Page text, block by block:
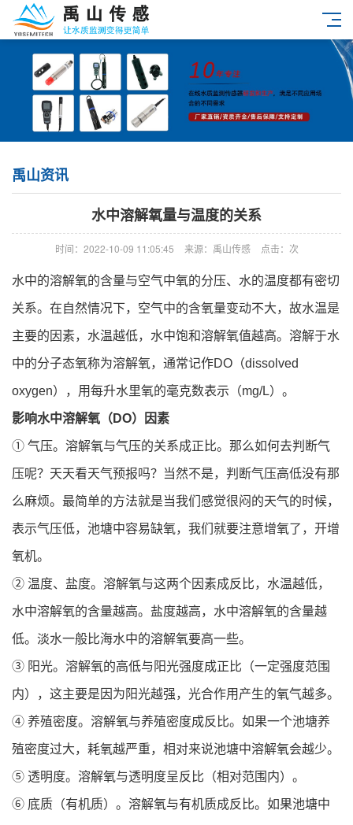
禹山资讯
水中溶解氧量与温度的关系
时间：2022-10-09 11:05:45 来源：禹山传感 点击： 次
水中的溶解氧的含量与空气中氧的分压、水的温度都有密切
关系。在自然情况下，空气中的含氧量变动不大，故水温是
主要的因素，水温越低，水中饱和溶解氧值越高。溶解于水
中的分子态氧称为溶解氧，通常记作DO（dissolved
oxygen），用每升水里氧的毫克数表示（mg/L）。
影响水中溶解氧（DO）因素
① 气压。溶解氧与气压的关系成正比。那么如何去判断气
压呢？天天看天气预报吗？当然不是，判断气压高低没有那
么麻烦。最简单的方法就是当我们感觉很闷的天气的时候，
表示气压低，池塘中容易缺氧，我们就要注意增氧了，开增
氧机。
② 温度、盐度。溶解氧与这两个因素成反比，水温越低，
水中溶解氧的含量越高。盐度越高，水中溶解氧的含量越
低。淡水一般比海水中的溶解氧要高一些。
③ 阳光。溶解氧的高低与阳光强度成正比（一定强度范围
内），这主要是因为阳光越强，光合作用产生的氧气越多。
④ 养殖密度。溶解氧与养殖密度成反比。如果一个池塘养
殖密度过大，耗氧越严重，相对来说池塘中溶解氧会越少。
⑤ 透明度。溶解氧与透明度呈反比（相对范围内）。
⑥ 底质（有机质）。溶解氧与有机质成反比。如果池塘中